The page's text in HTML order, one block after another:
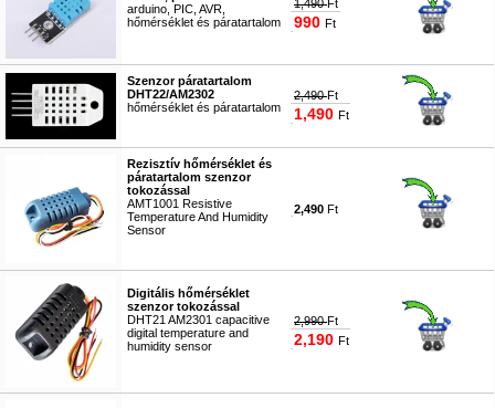
arduino, PIC, AVR,
hőmérséklet és páratartalom
1,490Ft
990 Ft
Szenzor páratartalom
DHT22/AM2302
hőmérséklet és páratartalom
2,490Ft
1,490 Ft
Rezisztív hőmérséklet és
páratartalom szenzor
tokozással
AMT1001 Resistive
Temperature And Humidity
Sensor
2,490 Ft
Digitális hőmérséklet
szenzor tokozással
DHT21 AM2301 capacitive
digital temperature and
humidity sensor
2,990Ft
2,190 Ft